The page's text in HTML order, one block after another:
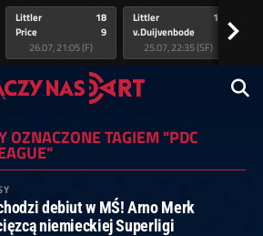
Littler
Price
18
9
26.07, 21:05 (F)
Littler
v.Duijvenbode
17
25.07, 22:35 (SF)
>
OZNACZONE TAGIEM "PDC
debiut w MŚ! Arno Merk
niemieckiej Superligi